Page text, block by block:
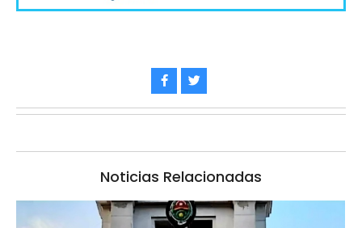
Noticias Relacionadas